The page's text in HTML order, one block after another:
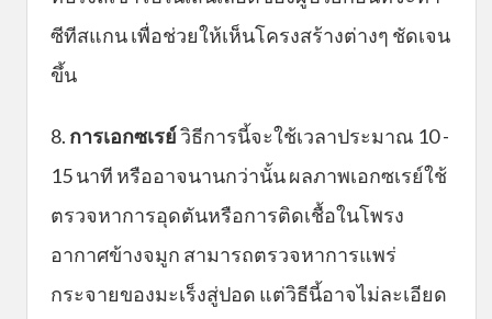
ซีทีสแกน เพื่อช่วยให้เห็นโครงสร้างต่างๆ ชัดเจน
ขึ้น
8. การเอกซเรย์วิธีการนี้จะใช้เวลาประมาณ 10 -
15 นาที หรืออาจนานกว่านั้น ผลภาพเอกซเรย์ใช้
ตรวจหาการอุดตันหรือการติดเชื้อในโพรง
อากาศข้างจมูก สามารถตรวจหาการแพร่
กระจายของมะเร็งสู่ปอด แต่วิธีนี้อาจไม่ละเอียด